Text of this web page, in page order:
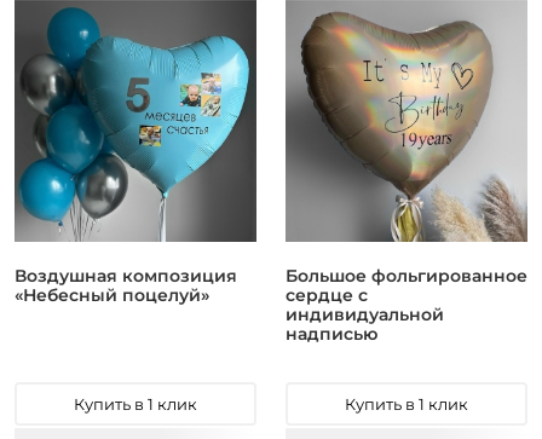
Воздушная композиция
«Небесный поцелуй»
Купить в 1 клик
Большое фольгированное
сердце с
индивидуальной
надписью
Купить в 1 клик